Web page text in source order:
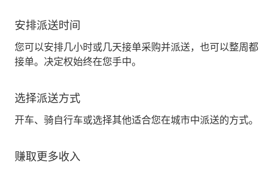
安排派送时间
您可以安排几小时或几天接单采购并派送，也可以整周都
接单。决定权始终在您手中。
选择派送方式
开车、骑自行车或选择其他适合您在城市中派送的方式。
赚取更多收入